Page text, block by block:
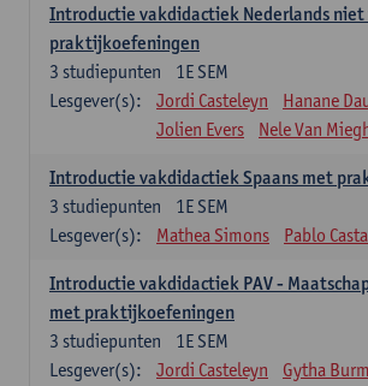
Introductie vakdidactiek Nederlands
praktijkoefeningen
1E SEM
3 studiepunten
Lesgever(s):
Jordi Casteleyn
Hanane
Jolien Evers
Nele Van
Introductie vakdidactiek Spaans met
1E SEM
3 studiepunten
Lesgever(s):
Mathea Simons Pablo
Introductie vakdidactiek PAV -
met praktijkoefeningen
1E SEM
3 studiepunten
Lesgever(s):
Jordi Casteleyn
Gytha